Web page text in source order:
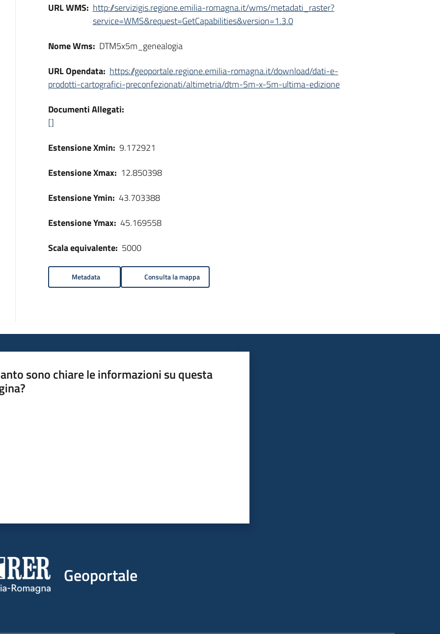
URL WMS: http://servizigis.regione.emilia-romagna.it/wms/metadati_raster?
service=WMS&request=GetCapabilities&version=1.3.0
Nome Wms: DTM5x5m_genealogia
URL Opendata: https://geoportale.regione.emilia-romagna.it/download/dati-e-
prodotti-cartografici-preconfezionati/altimetria/dtm-5m-x-5m-ultima-edizione
Documenti Allegati:
[]
Estensione Xmin: 9.172921
Estensione Xmax: 12.850398
Estensione Ymin: 43.703388
Estensione Ymax: 45.169558
Scala equivalente: 5000
Metadata Consulta la mappa
sono chiare le informazioni su questa
Geoportale